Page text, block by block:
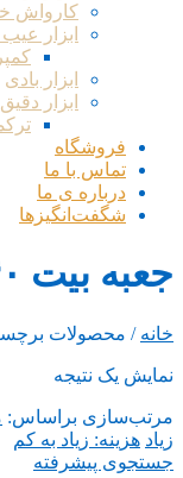
کارواش
ابزار
ابزار بادی
ابزار دقیق
فروشگاه
تماس با ما
درباره ی ما
شگفت‌انگیزها
جعبه بیت ۴۰عددی هنس تایوان
خانه / محصولات برچسب خورده
نمایش یک نتیجه
مرتب‌سازی براساس:
زیاد هزینه: زیاد به کم
جستجوی پیشرفته